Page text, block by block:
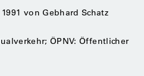
von Gebhard Schatz
ÖPNV: Öffentlicher